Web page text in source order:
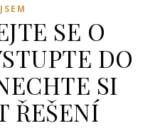
SE O
DO
SI
ŘEŠENÍ